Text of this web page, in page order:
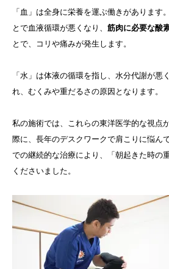
「血」は全身に栄養を運ぶ働きがあります
とで血液循環が悪くなり、 筋肉に必要な酸
とで、コリや痛みが発生します。
「水」は体液の循環を指し、水分代謝が悪
れ、むくみや重だるさの原因となります。
私の施術では、これらの東洋医学的な視点
際に、長年のデスクワークで肩こりに悩ん
での継続的な治療により、「朝起きた時の
くださいました。